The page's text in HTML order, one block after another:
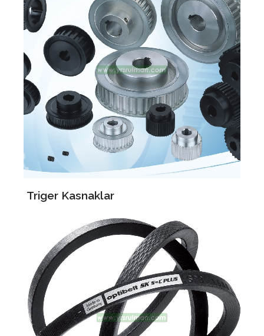
Triger Kasnaklar